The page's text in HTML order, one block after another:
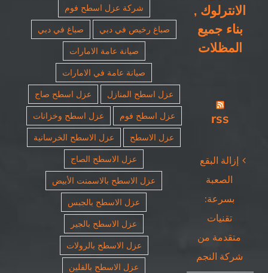
الانترلوك ,
بناء جميع
المظلات
rss
إزالة البقع
الصعبة
بسرعة:
تقنيات
متقدمة من
شركة النجم
شركة عزل اسطح فوم
صباغ رخيص في دبي
صباغ في دبي
صيانة عامة الامارات
صيانة عامة في الامارات
عزل اسطح المنازل
عزل اسطح صاج
عزل اسطح فوم
عزل اسطح وخزانات
عزل الاسطح
عزل الاسطح الخرسانية
عزل الاسطح الصاج
عزل الاسطح بالاسمنت الأبيض
عزل الاسطح بالجبس
عزل الاسطح بالجير
عزل الاسطح بالرولات
عزل الاسطح بالفلين